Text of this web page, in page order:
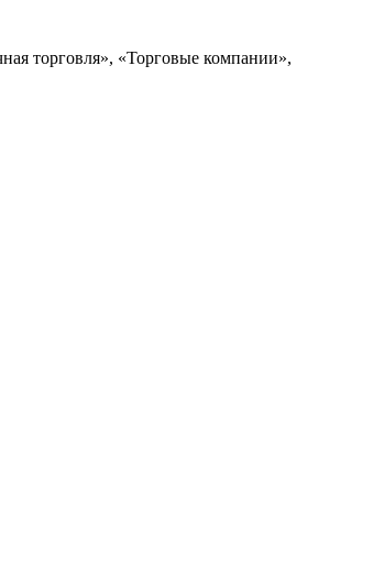
торговля», «Торговые компании»,